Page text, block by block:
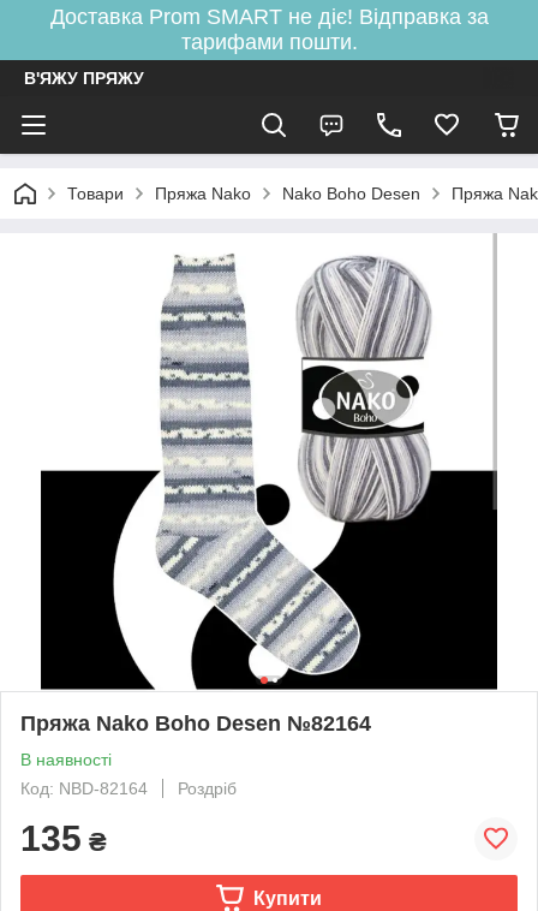
Доставка Prom SMART не діє! Відправка за
тарифами пошти.
В'ЯЖУ ПРЯЖУ
Товари Пряжа Nako Nako Boho Desen Пряжа
Пряжа Nako Boho Desen №82164
В наявності
Код: NBD-82164
Роздріб
135 ₴
Купити